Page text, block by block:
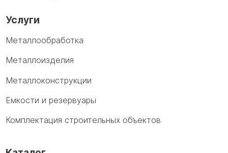
Услуги
Металлообработка
Металлоизделия
Металлоконструкции
Емкости и резервуары
Комплектация строительных объектов